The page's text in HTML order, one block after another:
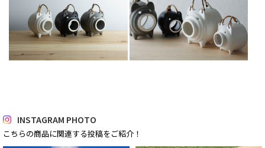
INSTAGRAM PHOTO
こちらの商品に関連する投稿をご紹介！